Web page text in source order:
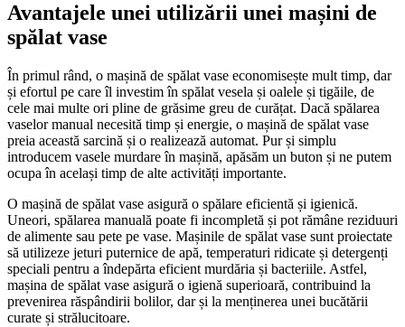
Avantajele unei utilizării unei mașini de
spălat vase
În primul rând, o mașină de spălat vase economisește mult timp, dar
și efortul pe care îl investim în spălat vesela și oalele și tigăile, de
cele mai multe ori pline de grăsime greu de curățat. Dacă spălarea
vaselor manual necesită timp și energie, o mașină de spălat vase
preia această sarcină și o realizează automat. Pur și simplu
introducem vasele murdare în mașină, apăsăm un buton și ne putem
ocupa în același timp de alte activități importante.
O mașină de spălat vase asigură o spălare eficientă și igienică.
Uneori, spălarea manuală poate fi incompletă și pot rămâne reziduuri
de alimente sau pete pe vase. Mașinile de spălat vase sunt proiectate
să utilizeze jeturi puternice de apă, temperaturi ridicate și detergenți
speciali pentru a îndepărta eficient murdăria și bacteriile. Astfel,
mașina de spălat vase asigură o igienă superioară, contribuind la
prevenirea răspândirii bolilor, dar și la menținerea unei bucătării
curate și strălucitoare.